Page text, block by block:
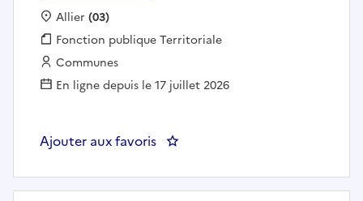
Localisation :
Allier (03)
Fonction publique :
Fonction publique Territoriale
Employeur :
Communes
En ligne depuis le 17 juillet 2026
Ajouter aux favoris : chargé de communication